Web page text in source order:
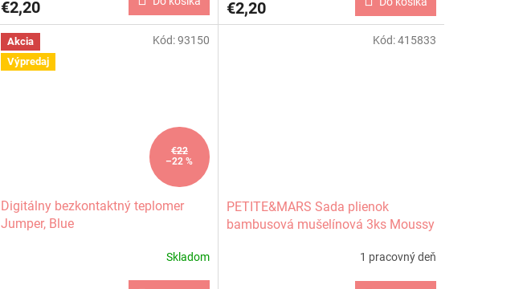
€2,20 €2,20
Akcia
Výpredaj
€22
–22 %
Digitálny bezkontaktný teplomer
Jumper, Blue
Skladom
Kód:93150
PETITE&MARS Sada plienok
bambusová mušelínová 3ks Moussy
1 pracovný deň
Kód:415833